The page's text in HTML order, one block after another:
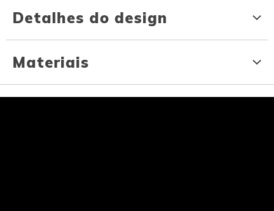
Detalhes do design
Materiais